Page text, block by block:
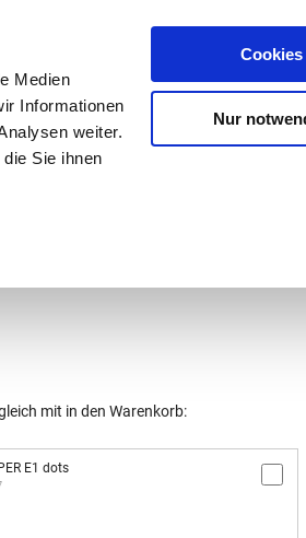
Medien
Informationen
weiter.
Sie ihnen
Nur
0,00 €
mit in den Warenkorb:
E1 dots